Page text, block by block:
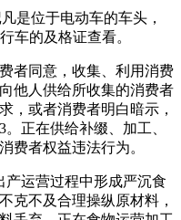
位于电动车的车头，
车的及格证查看。
同意，收集、利用消费
他人供给所收集的消费者
，或者消费者明白暗示，
正在供给补缀、加工、
费者权益违法行为。
运营过程中形成严沉食
克不及合理操纵原材料，